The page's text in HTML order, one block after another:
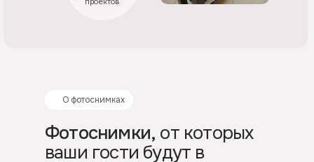
Фотоснимки, от которых
ваши гости будут в
О фотоснимках